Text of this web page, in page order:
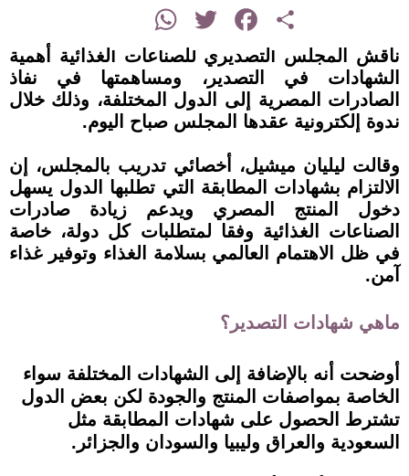
Share
Facebook
Twitter
WhatsApp
ناقش المجلس التصديري للصناعات الغذائية أهمية
الشهادات في التصدير، ومساهمتها في نفاذ
الصادرات المصرية إلى الدول المختلفة، وذلك خلال
ندوة إلكترونية عقدها المجلس صباح اليوم.
وقالت ليليان ميشيل، أخصائي تدريب بالمجلس، إن
الالتزام بشهادات المطابقة التي تطلبها الدول يسهل
دخول المنتج المصري ويدعم زيادة صادرات
الصناعات الغذائية وفقا لمتطلبات كل دولة، خاصة
في ظل الاهتمام العالمي بسلامة الغذاء وتوفير غذاء
آمن.
ماهي شهادات التصدير؟
أوضحت أنه بالإضافة إلى الشهادات المختلفة سواء
الخاصة بمواصفات المنتج والجودة لكن بعض الدول
تشترط الحصول على شهادات المطابقة مثل
السعودية والعراق وليبيا والسودان والجزائر.